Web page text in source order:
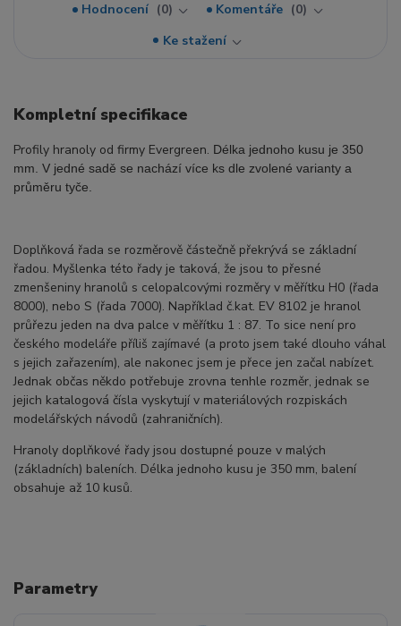
Hodnocení
0 Komentáře
0
Ke stažení
Kompletní specifikace
Profily hranoly od firmy Evergreen. Délka jednoho kusu je 350
mm. V jedné sadě se nachází více ks dle zvolené varianty a
průměru tyče.
Doplňková řada se rozměrově částečně překrývá se základní
řadou. Myšlenka této řady je taková, že jsou to přesné
zmenšeniny hranolů s celopalcovými rozměry v měřítku H0 (řada
8000), nebo S (řada 7000). Například č.kat. EV 8102 je hranol
průřezu jeden na dva palce v měřítku 1 : 87. To sice není pro
českého modeláře příliš zajímavé (a proto jsem také dlouho váhal
s jejich zařazením), ale nakonec jsem je přece jen začal nabízet.
Jednak občas někdo potřebuje zrovna tenhle rozměr, jednak se
jejich katalogová čísla vyskytují v materiálových rozpiskách
modelářských návodů (zahraničních).
Hranoly doplňkové řady jsou dostupné pouze v malých
(základních) baleních. Délka jednoho kusu je 350 mm, balení
obsahuje až 10 kusů.
Parametry